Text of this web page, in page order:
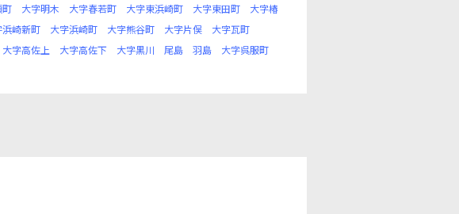
町 大字明木 大字春若町 大字東浜崎町 大字東田町
大字椿
浜崎新町 大字浜崎町 大字熊谷町 大字片俣
大字瓦町
大字高佐上 大字高佐下 大字黒川 尾島 羽島
大字呉服町